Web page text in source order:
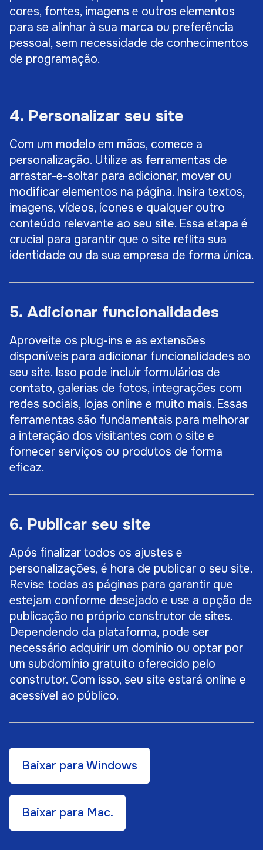
cores, fontes, imagens e outros elementos
para se alinhar à sua marca ou preferência
pessoal, sem necessidade de conhecimentos
de programação.
4. Personalizar seu site
Com um modelo em mãos, comece a
personalização. Utilize as ferramentas de
arrastar-e-soltar para adicionar, mover ou
modificar elementos na página. Insira textos,
imagens, vídeos, ícones e qualquer outro
conteúdo relevante ao seu site. Essa etapa é
crucial para garantir que o site reflita sua
identidade ou da sua empresa de forma única.
5. Adicionar funcionalidades
Aproveite os plug-ins e as extensões
disponíveis para adicionar funcionalidades ao
seu site. Isso pode incluir formulários de
contato, galerias de fotos, integrações com
redes sociais, lojas online e muito mais. Essas
ferramentas são fundamentais para melhorar
a interação dos visitantes com o site e
fornecer serviços ou produtos de forma
eficaz.
6. Publicar seu site
Após finalizar todos os ajustes e
personalizações, é hora de publicar o seu site.
Revise todas as páginas para garantir que
estejam conforme desejado e use a opção de
publicação no próprio construtor de sites.
Dependendo da plataforma, pode ser
necessário adquirir um domínio ou optar por
um subdomínio gratuito oferecido pelo
construtor. Com isso, seu site estará online e
acessível ao público.
Baixar para Windows
Baixar para Mac.